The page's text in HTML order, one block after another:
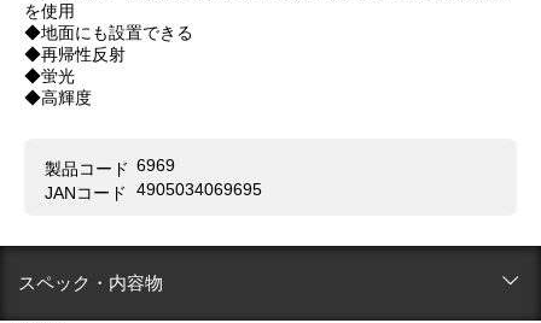
を使用
◆地面にも設置できる
◆再帰性反射
◆蛍光
◆高輝度
製品コード 6969
JANコード
4905034069695
スペック・内容物